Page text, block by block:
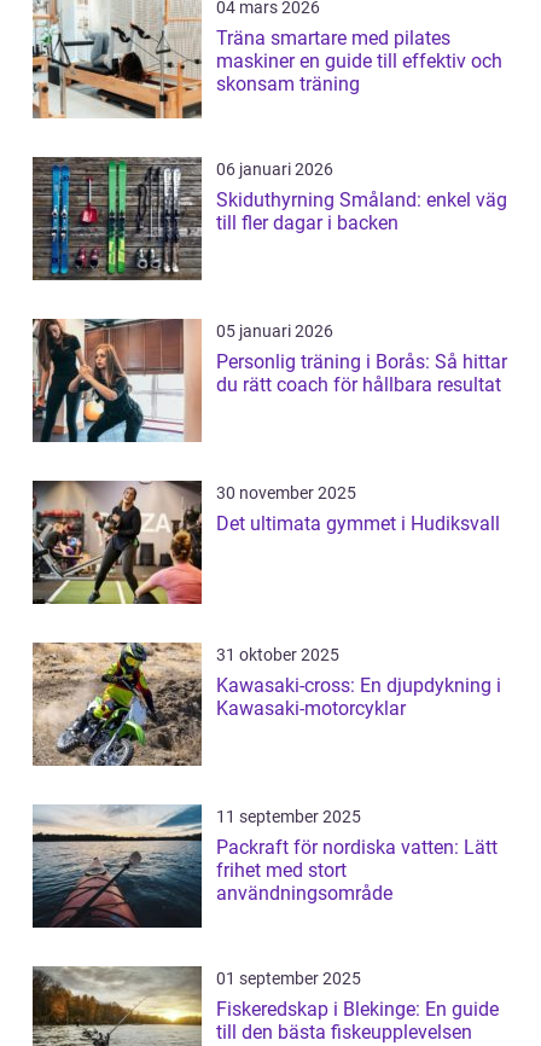
04 mars 2026
Träna smartare med pilates
maskiner en guide till effektiv och
skonsam träning
06 januari 2026
Skiduthyrning Småland: enkel väg
till fler dagar i backen
05 januari 2026
Personlig träning i Borås: Så hittar
du rätt coach för hållbara resultat
30 november 2025
Det ultimata gymmet i Hudiksvall
31 oktober 2025
Kawasaki-cross: En djupdykning i
Kawasaki-motorcyklar
11 september 2025
Packraft för nordiska vatten: Lätt
frihet med stort
användningsområde
01 september 2025
Fiskeredskap i Blekinge: En guide
till den bästa fiskeupplevelsen